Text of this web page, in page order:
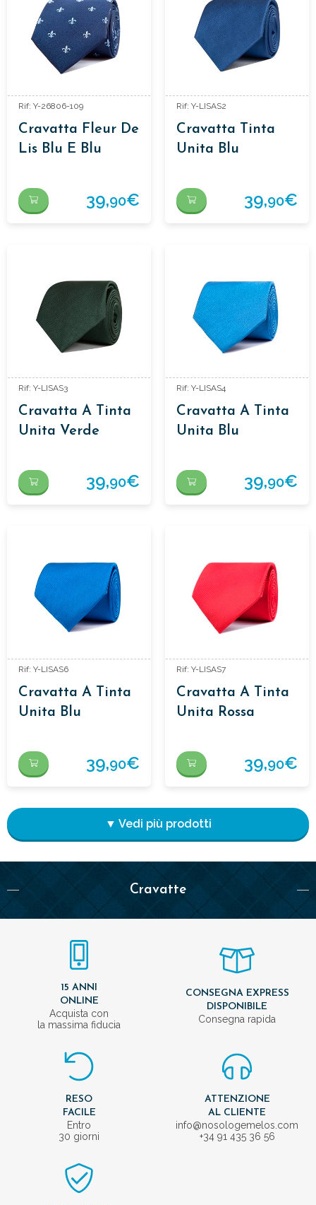
Cravatte
Rif: Y-26806-109
Cravatta Fleur De
Lis Blu E Blu
39,90€
Rif: Y-LISAS2
Cravatta Tinta
Unita Blu
39,90€
Rif: Y-LISAS3
Cravatta A Tinta
Unita Verde
39,90€
Rif: Y-LISAS4
Cravatta A Tinta
Unita Blu
39,90€
Rif: Y-LISAS6
Cravatta A Tinta
Unita Blu
39,90€
Rif: Y-LISAS7
Cravatta A Tinta
Unita Rossa
39,90€
▼ Vedi più prodotti
15 ANNI
ONLINE
Acquista con
la massima fiducia
CONSEGNA EXPRESS
DISPONIBILE
Consegna rapida
RESO
FACILE
Entro
30 giorni
ATTENZIONE
AL CLIENTE
info@nosologemelos.com
+34 91 435 36 56